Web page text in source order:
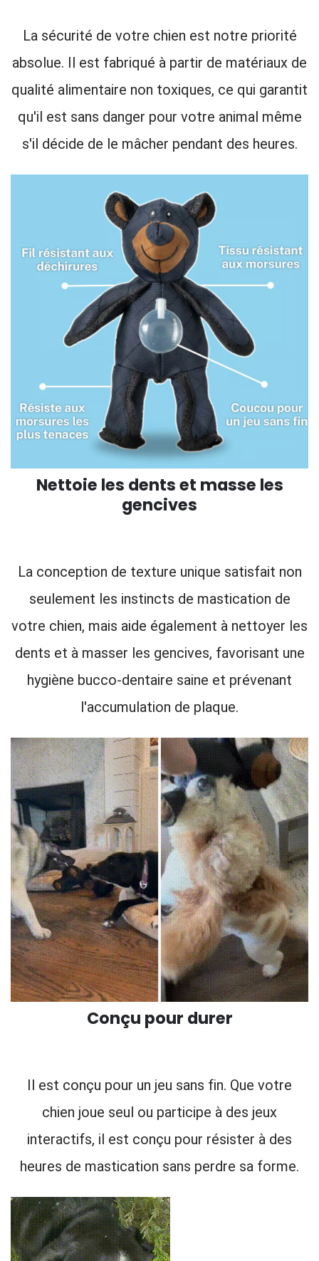
La sécurité de votre chien est notre priorité
absolue. Il est fabriqué à partir de matériaux de
qualité alimentaire non toxiques, ce qui garantit
qu'il est sans danger pour votre animal même
s'il décide de le mâcher pendant des heures.
Nettoie les dents et masse les
gencives
La conception de texture unique satisfait non
seulement les instincts de mastication de
votre chien, mais aide également à nettoyer les
dents et à masser les gencives, favorisant une
hygiène bucco-dentaire saine et prévenant
l'accumulation de plaque.
Conçu pour durer
Il est conçu pour un jeu sans fin. Que votre
chien joue seul ou participe à des jeux
interactifs, il est conçu pour résister à des
heures de mastication sans perdre sa forme.